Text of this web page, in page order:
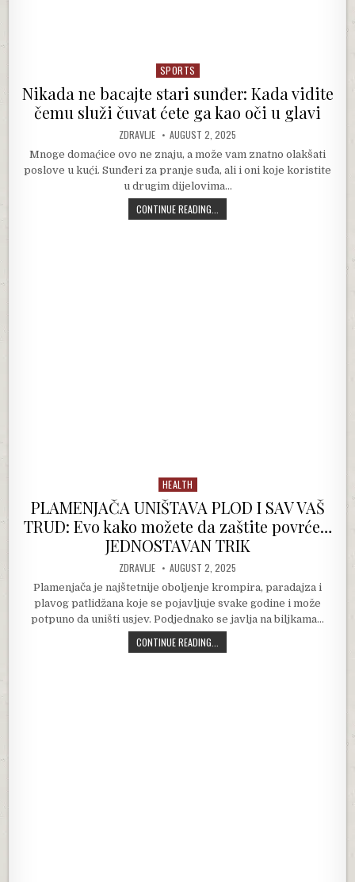
Posted in
SPORTS
Nikada ne bacajte stari sunđer: Kada vidite
čemu služi čuvat ćete ga kao oči u glavi
AUTHOR:
ZDRAVLJE PUBLISHED DATE:
AUGUST 2, 2025
Mnoge domaćice ovo ne znaju, a može vam znatno olakšati
poslove u kući. Sunđeri za pranje suđa, ali i oni koje koristite
u drugim dijelovima…
CONTINUE READING...
Posted in
HEALTH
PLAMENJAČA UNIŠTAVA PLOD I SAV VAŠ
TRUD: Evo kako možete da zaštite povrće…
JEDNOSTAVAN TRIK
AUTHOR:
ZDRAVLJE PUBLISHED DATE:
AUGUST 2, 2025
Plamenjača je najštetnije oboljenje krompira, paradajza i
plavog patlidžana koje se pojavljuje svake godine i može
potpuno da uništi usjev. Podjednako se javlja na biljkama…
CONTINUE READING...